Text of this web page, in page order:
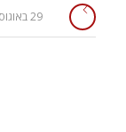
29 באוגוסט 2014